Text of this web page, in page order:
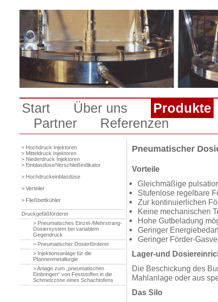
Start Über uns
Produkte
Partner
Referenzen
> Hochdruck Injektoren
> Mitteldruck Injektoren
> Niederdruck Injektoren
> Einblasdüse/Verschleißindikator
> Hochdruckeinblasdüse
> Verteiler
> Fließbettkühler
Druckgefäßförderer
> Pneumatisches Einzel-/Mehrstrang-
Dosiersystem bei variablem
Gegendruck
> Pneumatischer Dosierförderer
> Injektionsanlage für die
Pfannenmetallurgie
> Anlage zum „pneumatischen
Einbringen“ von Feststoffen in die
Schmelzzone eines Schachtofens
Pneumatischer
Vorteile
Gleichmäßige
Stufenlose regelbare
Zur kontinuierlichen
Keine mechanischen
Hohe Gutbeladung
Geringer
Geringer Förder-
Lager-und
Die Beschickung des
Mahlanlage oder aus
Das Silo